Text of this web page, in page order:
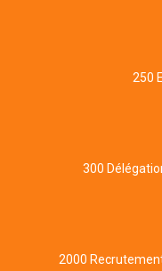
250
300
2000